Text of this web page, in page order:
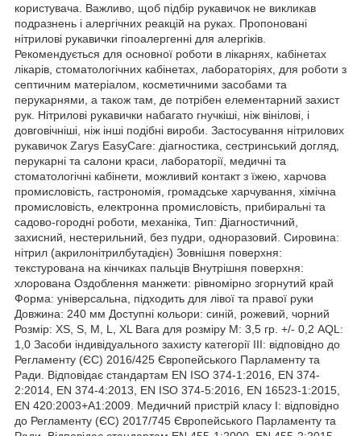
користувача. Важливо, щоб підбір рукавичок не викликав
подразнень і алергічних реакцій на руках. Пропоновані
нітрилові рукавички гіпоалергенні для алергіків.
Рекомендується для основної роботи в лікарнях, кабінетах
лікарів, стоматологічних кабінетах, лабораторіях, для роботи з
септичним матеріалом, косметичними засобами та
перукарнями, а також там, де потрібен елементарний захист
рук. Нітрилові рукавички набагато гнучкіші, ніж вінілові, і
довговічніші, ніж інші подібні вироби. Застосування нітрилових
рукавичок Zarys EasyCare: діагностика, сестринський догляд,
перукарні та салони краси, лабораторії, медичні та
стоматологічні кабінети, можливий контакт з їжею, харчова
промисловість, гастрономія, громадське харчування, хімічна
промисловість, електронна промисловість, прибиральні та
садово-городні роботи, механіка, Тип: Діагностичний,
захисний, нестерильний, без пудри, одноразовий. Сировина:
нітрил (акрилонітрилбутадієн) Зовнішня поверхня:
текстурована на кінчиках пальців Внутрішня поверхня:
хлорована Оздоблення манжети: рівномірно згорнутий край
Форма: універсальна, підходить для лівої та правої руки
Довжина: 240 мм Доступні кольори: синій, рожевий, чорний
Розмір: ХS, S, M, L, XL Вага для розміру M: 3,5 гр. +/- 0,2 AQL:
1,0 Засоби індивідуального захисту категорії III: відповідно до
Регламенту (ЄС) 2016/425 Європейського Парламенту та
Ради. Відповідає стандартам EN ISO 374-1:2016, EN 374-
2:2014, EN 374-4:2013, EN ISO 374-5:2016, EN 16523-1:2015,
EN 420:2003+A1:2009. Медичний пристрій класу I: відповідно
до Регламенту (ЄС) 2017/745 Європейського Парламенту та